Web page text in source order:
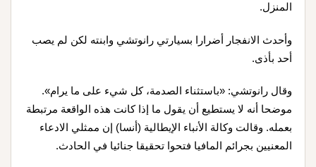
المنزل.
وأحدث الانفجار أضرارا بسيارتي رانوتشي وابنته لكن لم يصب
أحد بأذى.
وقال رانوتشي: «باستثناء الصدمة، كل شيء على ما يرام».
موضحا أنه لا يستطيع أن يقول ما إذا كانت هذه الواقعة مرتبطة
بعمله. وقالت وكالة الأنباء الإيطالية (أنسا) إن ممثلي الادعاء
المعنيين بجرائم المافيا فتحوا تحقيقا جنائيا في الحادث.